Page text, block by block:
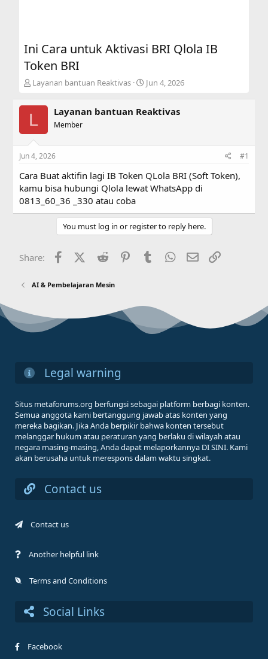
Ini Cara untuk Aktivasi BRI Qlola IB
Token BRI
T
r
a
d
t
r
t
e
r
Layanan bantuan Reaktivas
S
r
a
Jun 4, 2026
L Layanan bantuan Reaktivas
Member
Jun 4, 2026 #1
Cara Buat aktifin lagi IB Token QLola BRI (Soft Token),
kamu bisa hubungi Qlola lewat WhatsApp di
0813_60_36 _330 atau coba
You must log in or register to reply here.
Share: FacebookX (Twitter)
Reddit PinterestTumblr WhatsApp
Email
AI & Pembelajaran Mesin
Legal warning
Situs metaforums.org berfungsi sebagai platform berbagi konten.
Semua anggota kami bertanggung jawab atas konten yang
mereka bagikan. Jika Anda berpikir bahwa konten tersebut
melanggar hukum atau peraturan yang berlaku di wilayah atau
negara masing-masing, Anda dapat melaporkannya DI SINI. Kami
akan berusaha untuk merespons dalam waktu singkat.
Contact us
Contact us
Another helpful link
Terms and Conditions
Social Links
Facebook